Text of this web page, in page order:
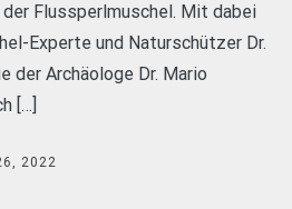
Flussperlmuschel. Mit dabei
Experte und Naturschützer Dr.
der Archäologe Dr. Mario
[…]
2022